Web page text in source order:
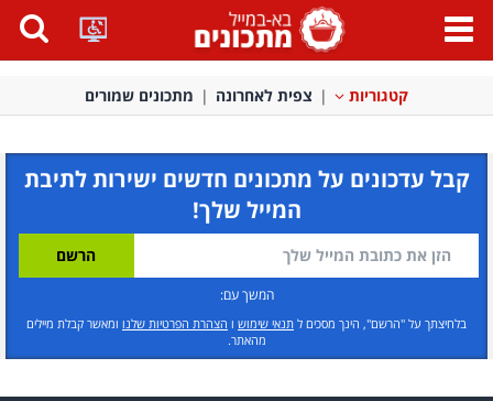
פתח
תפריט
קטגוריות צפית לאחרונה מתכונים שמורים
קבל עדכונים על מתכונים חדשים ישירות לתיבת
המייל שלך!
המשך עם:
בלחיצתך על "הרשם", הינך מסכים ל תנאי שימוש ו הצהרת הפרטיות שלנו ומאשר קבלת מיילים
מהאתר.